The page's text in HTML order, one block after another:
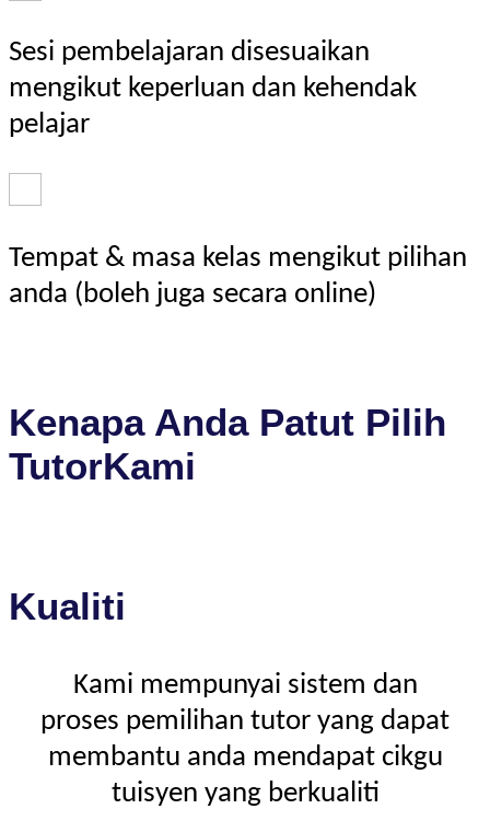
Sesi pembelajaran disesuaikan
mengikut keperluan dan kehendak
pelajar
Tempat & masa kelas mengikut pilihan
anda (boleh juga secara online)
Kenapa Anda Patut Pilih
TutorKami
Kualiti
Kami mempunyai sistem dan
proses pemilihan tutor yang dapat
membantu anda mendapat cikgu
tuisyen yang berkualiti